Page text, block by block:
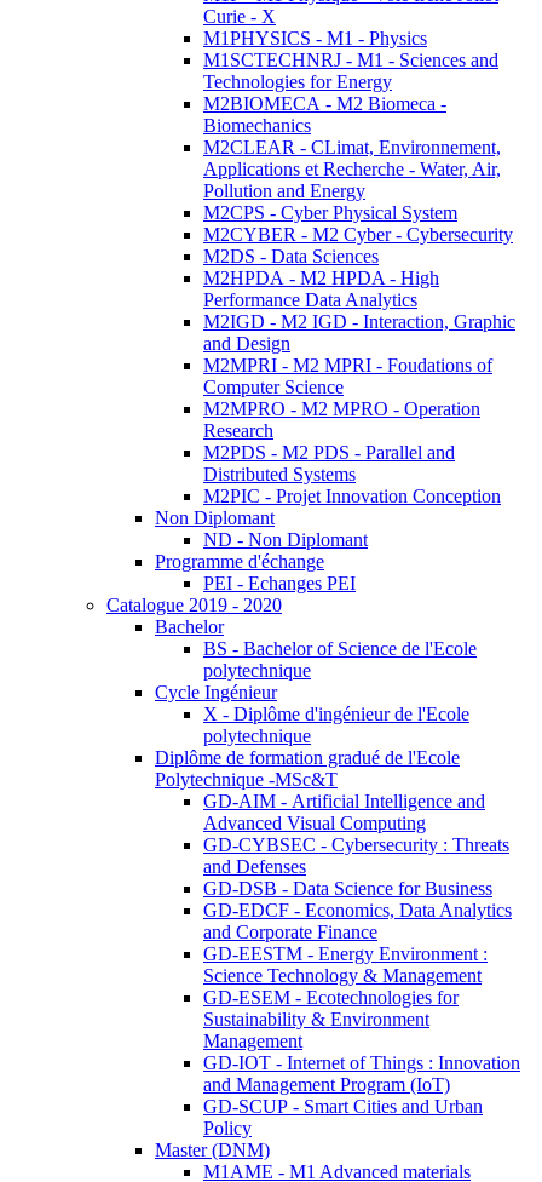
Curie - X
M1PHYSICS - M1 - Physics
M1SCTECHNRJ - M1 - Sciences and
Technologies for Energy
M2BIOMECA - M2 Biomeca -
Biomechanics
M2CLEAR - CLimat, Environnement,
Applications et Recherche - Water, Air,
Pollution and Energy
M2CPS - Cyber Physical System
M2CYBER - M2 Cyber - Cybersecurity
M2DS - Data Sciences
M2HPDA - M2 HPDA - High
Performance Data Analytics
M2IGD - M2 IGD - Interaction, Graphic
and Design
M2MPRI - M2 MPRI - Foudations of
Computer Science
M2MPRO - M2 MPRO - Operation
Research
M2PDS - M2 PDS - Parallel and
Distributed Systems
M2PIC - Projet Innovation Conception
Non Diplomant
ND - Non Diplomant
Programme d'échange
PEI - Echanges PEI
Catalogue 2019 - 2020
Bachelor
BS - Bachelor of Science de l'Ecole
polytechnique
Cycle Ingénieur
X - Diplôme d'ingénieur de l'Ecole
polytechnique
Diplôme de formation gradué de l'Ecole
Polytechnique -MSc&T
GD-AIM - Artificial Intelligence and
Advanced Visual Computing
GD-CYBSEC - Cybersecurity : Threats
and Defenses
GD-DSB - Data Science for Business
GD-EDCF - Economics, Data Analytics
and Corporate Finance
GD-EESTM - Energy Environment :
Science Technology & Management
GD-ESEM - Ecotechnologies for
Sustainability & Environment
Management
GD-IOT - Internet of Things : Innovation
and Management Program (IoT)
GD-SCUP - Smart Cities and Urban
Policy
Master (DNM)
M1AME - M1 Advanced materials